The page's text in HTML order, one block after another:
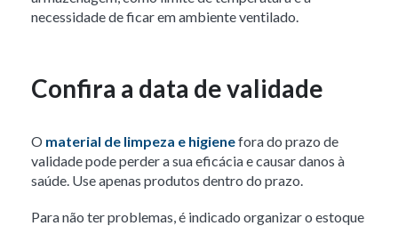
necessidade de ficar em ambiente ventilado.
Confira a data de validade
O material de limpeza e higienefora do prazo de
validade pode perder a sua eficácia e causar danos à
saúde. Use apenas produtos dentro do prazo.
Para não ter problemas, é indicado organizar o estoque